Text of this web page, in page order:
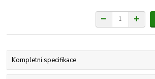
Kompletní specifikace